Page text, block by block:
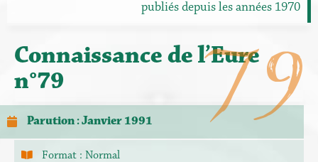
publiés depuis les années 1970
Connaissance de l’Eure
n°79
Parution : Janvier 1991 79
Format : Normal